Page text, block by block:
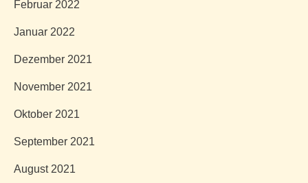
Februar 2022
Januar 2022
Dezember 2021
November 2021
Oktober 2021
September 2021
August 2021